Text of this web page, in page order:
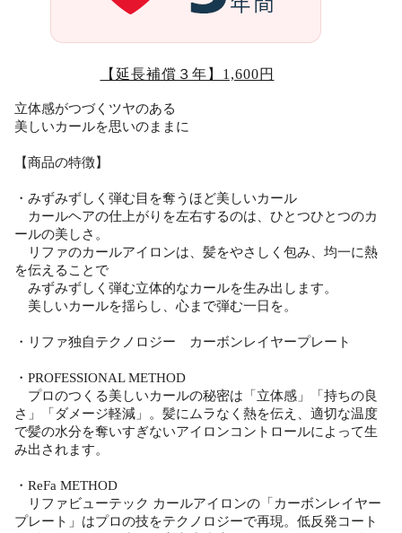
【延長補償３年】1,600円
立体感がつづくツヤのある
美しいカールを思いのままに
【商品の特徴】
・みずみずしく弾む目を奪うほど美しいカール
カールヘアの仕上がりを左右するのは、ひとつひとつのカ
ールの美しさ。
リファのカールアイロンは、髪をやさしく包み、均一に熱
を伝えることで
みずみずしく弾む立体的なカールを生み出します。
美しいカールを揺らし、心まで弾む一日を。
・リファ独自テクノロジー カーボンレイヤープレート
・PROFESSIONAL METHOD
プロのつくる美しいカールの秘密は「立体感」「持ちの良
さ」「ダメージ軽減」。髪にムラなく熱を伝え、適切な温度
で髪の水分を奪いすぎないアイロンコントロールによって生
み出されます。
・ReFa METHOD
リファビューテック カールアイロンの「カーボンレイヤー
プレート」はプロの技をテクノロジーで再現。低反発コート